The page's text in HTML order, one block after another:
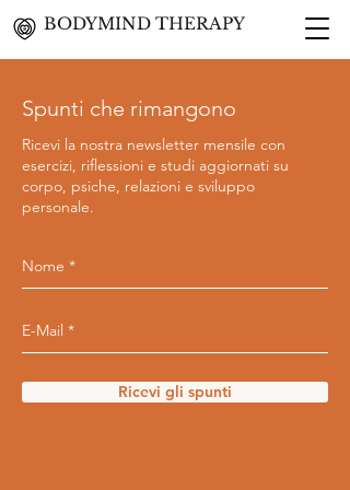
BODYMIND THERAPY
Spunti che rimangono
Ricevi la nostra newsletter mensile con
esercizi, riflessioni e studi aggiornati su
corpo, psiche, relazioni e sviluppo
personale.
Ricevi gli spunti